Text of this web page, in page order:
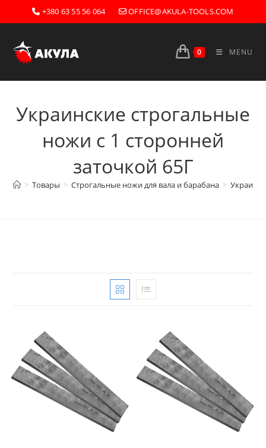
to
+380 63 55 56 064 OFFICE@AKULA-TOOLS.COM
0 MENU
Украинские строгальные
ножи с 1 сторонней
заточкой 65Г
> Товары > Строгальные ножи для вала и барабана >